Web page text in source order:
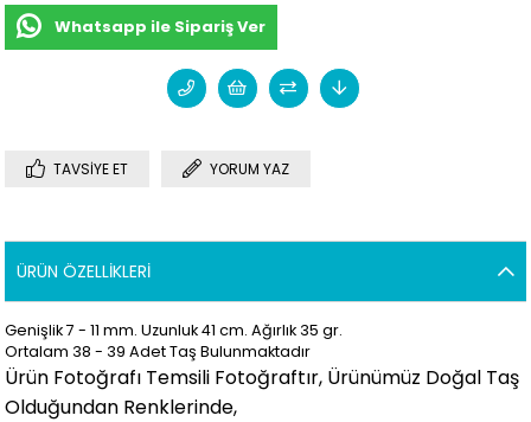
Whatsapp ile Sipariş Ver
TAVSIYE ET YORUM YAZ
ÜRÜN ÖZELLIKLERI
Genişlik 7 - 11 mm. Uzunluk 41 cm. Ağırlık 35 gr.
Ortalam 38 - 39 Adet Taş Bulunmaktadır
Ürün Fotoğrafı Temsili Fotoğraftır, Ürünümüz Doğal Taş
Olduğundan Renklerinde,